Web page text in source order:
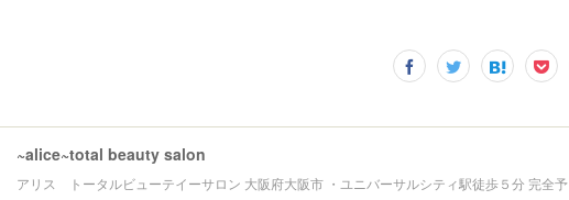
~alice~total beauty salon
アリス トータルビューテイーサロン 大阪府大阪市 ・ユニバーサルシティ駅徒歩５分 完全予